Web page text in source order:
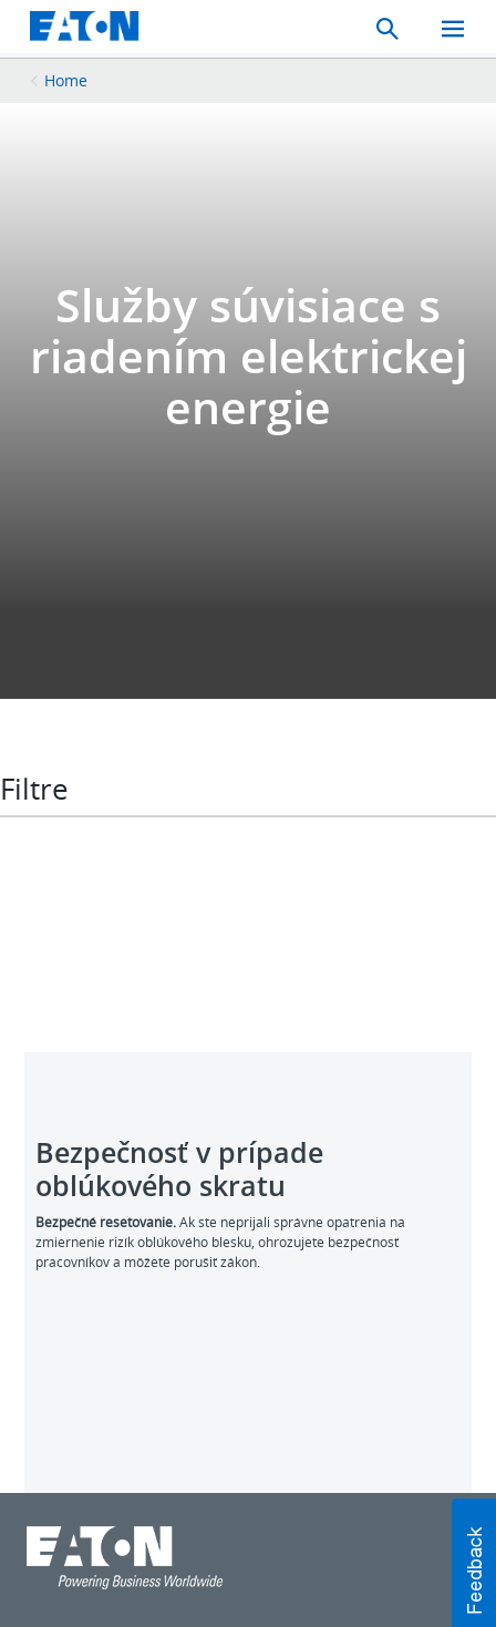
Search
Toggle
Mobile
Home
Služby súvisiace s
riadením elektrickej
energie
Filtre
Bezpečnosť v prípade
oblúkového skratu
Bezpečné resetovanie.Ak ste neprijali správne opatrenia na
zmiernenie rizík oblúkového blesku, ohrozujete bezpečnosť
pracovníkov a môžete porušiť zákon.